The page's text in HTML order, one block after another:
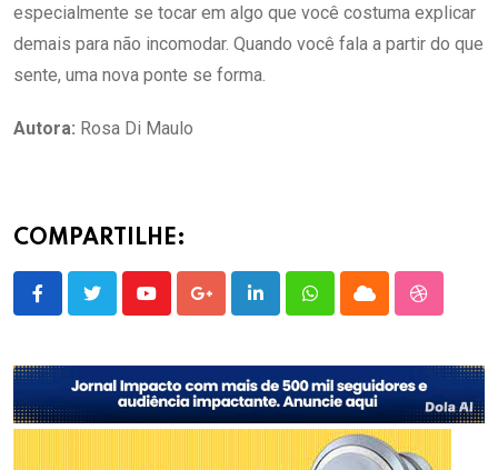
especialmente se tocar em algo que você costuma explicar
demais para não incomodar. Quando você fala a partir do que
sente, uma nova ponte se forma.
Autora: Rosa Di Maulo
COMPARTILHE:
YoutubeGoogle+LinkedInWhatsappCloud